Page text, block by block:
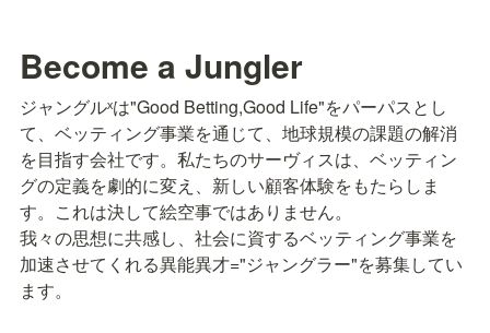
Become a Jungler
ジャングルˣは"Good Betting,Good Life"をパーパスとし
て、ベッティング事業を通じて、地球規模の課題の解消
を目指す会社です。私たちのサーヴィスは、ベッティン
グの定義を劇的に変え、新しい顧客体験をもたらしま
す。これは決して絵空事ではありません。
我々の思想に共感し、社会に資するベッティング事業を
加速させてくれる異能異才="ジャングラー"を募集してい
ます。